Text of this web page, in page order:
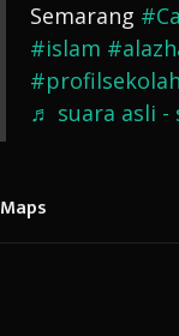
Semarang
#islam
#profilsekolah
♬ suara asli -
Maps